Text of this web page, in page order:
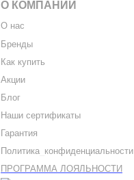
О КОМПАНИИ
О нас
Бренды
Как купить
Акции
Блог
Наши сертификаты
Гарантия
Политика конфиденциальности
ПРОГРАММА ЛОЯЛЬНОСТИ